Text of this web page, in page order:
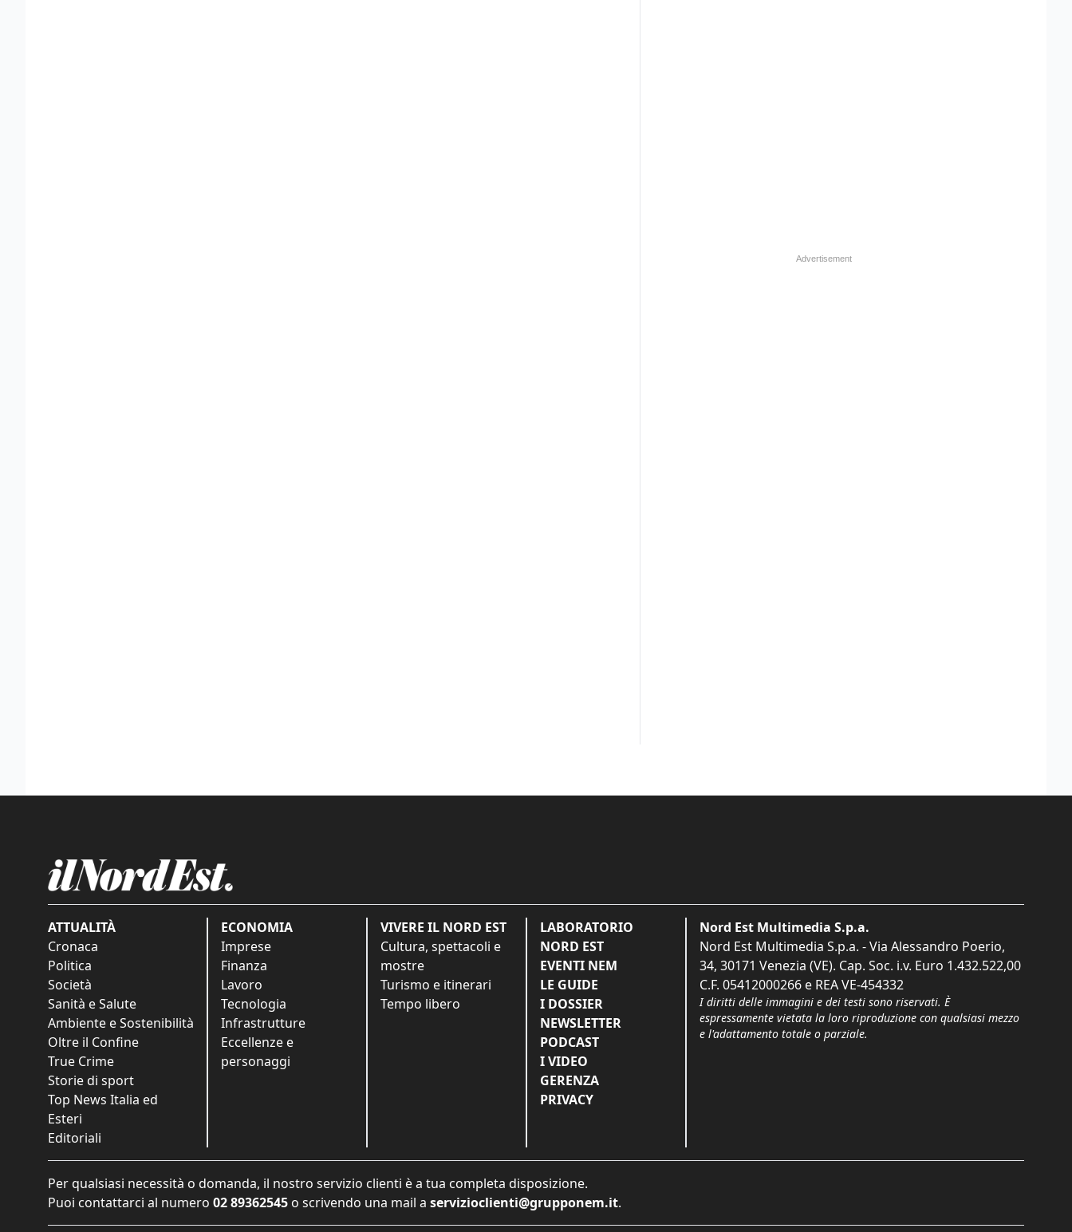
ATTUALITÀ
Cronaca
Politica
Società
Sanità e Salute
Ambiente e Sostenibilità
Oltre il Confine
True Crime
Storie di sport
Top News Italia ed
Esteri
Editoriali
ECONOMIA
Imprese
Finanza
Lavoro
Tecnologia
Infrastrutture
Eccellenze e
personaggi
VIVERE IL NORD EST
Cultura, spettacoli e
mostre
Turismo e itinerari
Tempo libero
LABORATORIO
NORD EST
EVENTI NEM
LE GUIDE
I DOSSIER
NEWSLETTER
PODCAST
I VIDEO
GERENZA
PRIVACY
Nord Est Multimedia S.p.a.
Nord Est Multimedia S.p.a. - Via Alessandro Poerio,
34, 30171 Venezia (VE). Cap. Soc. i.v. Euro 1.432.522,00
C.F. 05412000266 e REA VE-454332
I diritti delle immagini e dei testi sono riservati. È
espressamente vietata la loro riproduzione con qualsiasi mezzo
e l'adattamento totale o parziale.
Per qualsiasi necessità o domanda, il nostro servizio clienti è a tua completa disposizione.
Puoi contattarci al numero 02 89362545 o scrivendo una mail a servizioclienti@grupponem.it.